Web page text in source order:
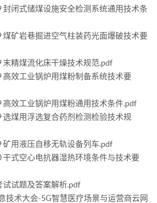
封闭式储煤设施安全检测系统通用技术条
煤矿岩巷掘进空气柱装药光面爆破技术要
末精煤流化床干燥技术规范.pdf
高效工业锅炉用煤粉制备系统技术要
高效工业锅炉用煤粉通用技术条件.pdf
选煤用浮选复合药剂检测检验技术规
矿用液压自移无轨设备列车.pdf
干式空心电抗器湿热环境条件与技术要
试试题及答案解析.pdf
技术大会-5G智慧医疗场景与运营商云网